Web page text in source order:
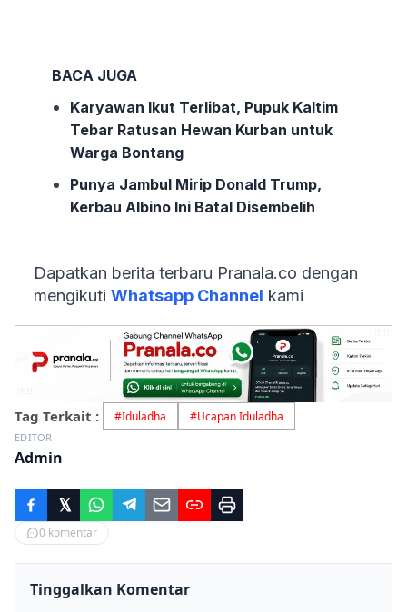
BACA JUGA
Karyawan Ikut Terlibat, Pupuk Kaltim
Tebar Ratusan Hewan Kurban untuk
Warga Bontang
Punya Jambul Mirip Donald Trump,
Kerbau Albino Ini Batal Disembelih
Dapatkan berita terbaru Pranala.co dengan
mengikuti Whatsapp Channel kami
Tag Terkait : #Iduladha #Ucapan Iduladha
EDITOR
Admin
0 komentar
Tinggalkan Komentar